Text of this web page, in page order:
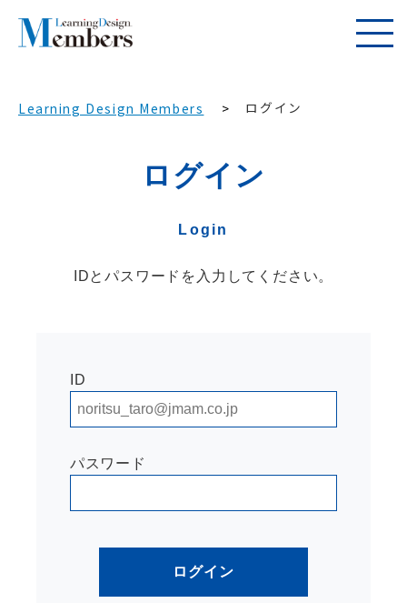
Learning Design Members ログイン
ログイン
Login
IDとパスワードを入力してください。
ID
パスワード
ログイン